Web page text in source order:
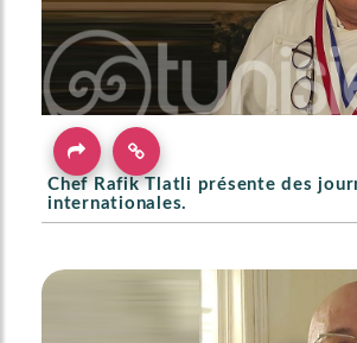
Chef Rafik Tlatli présente des
internationales.